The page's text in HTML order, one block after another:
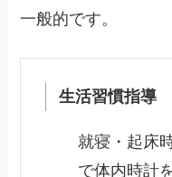
一般的です。
生活習慣指導
就寝・起床
で体内時計